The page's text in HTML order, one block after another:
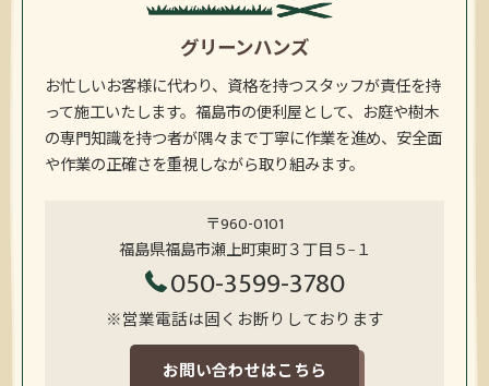
グリーンハンズ
お忙しいお客様に代わり、資格を持つスタッフが責任を持
って施工いたします。福島市の便利屋として、お庭や樹木
の専門知識を持つ者が隅々まで丁寧に作業を進め、安全面
や作業の正確さを重視しながら取り組みます。
〒960-0101
福島県福島市瀬上町東町３丁目５−１
050-3599-3780
※営業電話は固くお断りしております
お問い合わせはこちら